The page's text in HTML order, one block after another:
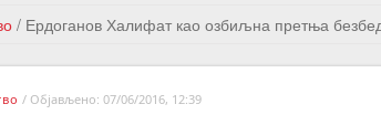
/ Ердоганов Халифат као озбиљна претња
/ Објављено: 07/06/2016, 12:39